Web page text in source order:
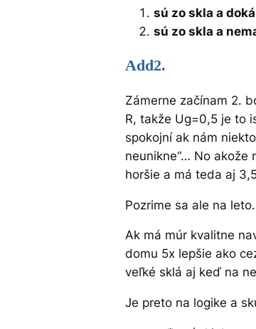
sú zo skla a
sú zo skla a
Add2.
Zámerne začínam 2.
R, takže Ug=0,5 je to
spokojní ak nám
neunikne“… No akože
horšie a má teda aj
Pozrime sa ale na leto.
Ak má múr kvalitne
domu 5x lepšie ako
veľké sklá aj keď na
Je preto na logike a